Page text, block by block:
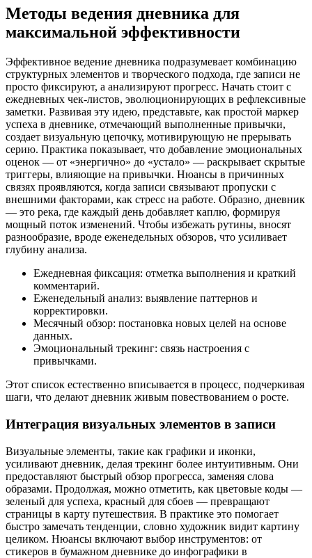
Методы ведения дневника для
максимальной эффективности
Эффективное ведение дневника подразумевает комбинацию
структурных элементов и творческого подхода, где записи не
просто фиксируют, а анализируют прогресс. Начать стоит с
ежедневных чек-листов, эволюционирующих в рефлексивные
заметки. Развивая эту идею, представьте, как простой маркер
успеха в дневнике, отмечающий выполненные привычки,
создает визуальную цепочку, мотивирующую не прерывать
серию. Практика показывает, что добавление эмоциональных
оценок — от «энергично» до «устало» — раскрывает скрытые
триггеры, влияющие на привычки. Нюансы в причинных
связях проявляются, когда записи связывают пропуски с
внешними факторами, как стресс на работе. Образно, дневник
— это река, где каждый день добавляет каплю, формируя
мощный поток изменений. Чтобы избежать рутины, вносят
разнообразие, вроде еженедельных обзоров, что усиливает
глубину анализа.
Ежедневная фиксация: отметка выполнения и краткий
комментарий.
Еженедельный анализ: выявление паттернов и
корректировки.
Месячный обзор: постановка новых целей на основе
данных.
Эмоциональный трекинг: связь настроения с
привычками.
Этот список естественно вписывается в процесс, подчеркивая
шаги, что делают дневник живым повествованием о росте.
Интеграция визуальных элементов в записи
Визуальные элементы, такие как графики и иконки,
усиливают дневник, делая трекинг более интуитивным. Они
предоставляют быстрый обзор прогресса, заменяя слова
образами. Продолжая, можно отметить, как цветовые коды —
зеленый для успеха, красный для сбоев — превращают
страницы в карту путешествия. В практике это помогает
быстро замечать тенденции, словно художник видит картину
целиком. Нюансы включают выбор инструментов: от
стикеров в бумажном дневнике до инфографики в